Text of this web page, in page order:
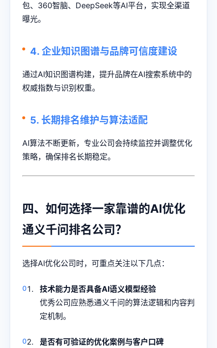
包、360智脑、DeepSeek等AI平台，实现全渠道
曝光。
4. 企业知识图谱与品牌可信度建设
通过AI知识图谱构建，提升品牌在AI搜索系统中的
权威指数与识别权重。
5. 长期排名维护与算法适配
AI算法不断更新，专业公司会持续监控并调整优化
策略，确保排名长期稳定。
四、如何选择一家靠谱的AI优化
通义千问排名公司？
选择AI优化公司时，可重点关注以下几点：
技术能力是否具备AI语义模型经验
优秀公司应熟悉通义千问的算法逻辑和内容判
定机制。
是否有可验证的优化案例与客户口碑